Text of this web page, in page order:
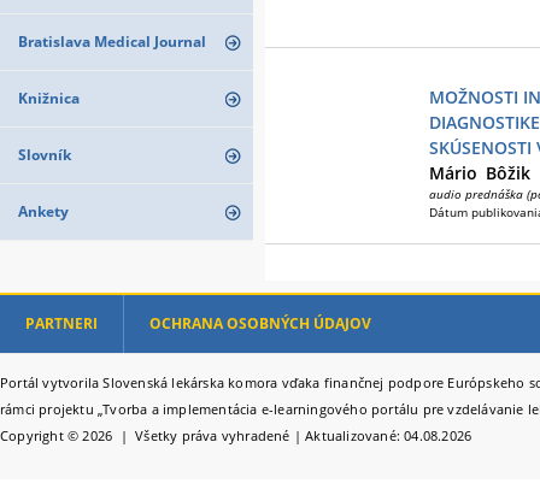
Bratislava Medical Journal
Knižnica
Slovník
Ankety
MOŽNOSTI
SKÚSENOSTI
Mário Bôžik
audio prednáška
Dátum
PARTNERI OCHRANA OSOBNÝCH ÚDAJOV
Portál vytvorila Slovenská lekárska komora vďaka finančnej podpore Európskeho
rámci projektu „Tvorba a implementácia e-learningového portálu pre vzdelávanie
Copyright © 2026 | Všetky práva vyhradené | Aktualizované: 04.08.2026